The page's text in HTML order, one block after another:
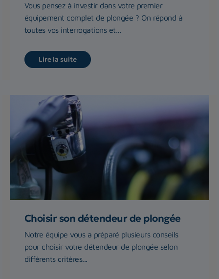
Vous pensez à investir dans votre premier
équipement complet de plongée ? On répond à
toutes vos interrogations et...
Lire la suite
Choisir son détendeur de plongée
Notre équipe vous a préparé plusieurs conseils
pour choisir votre détendeur de plongée selon
différents critères...